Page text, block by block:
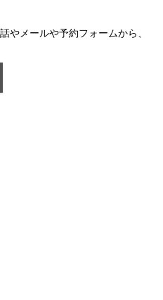
やメールや予約フォームから、